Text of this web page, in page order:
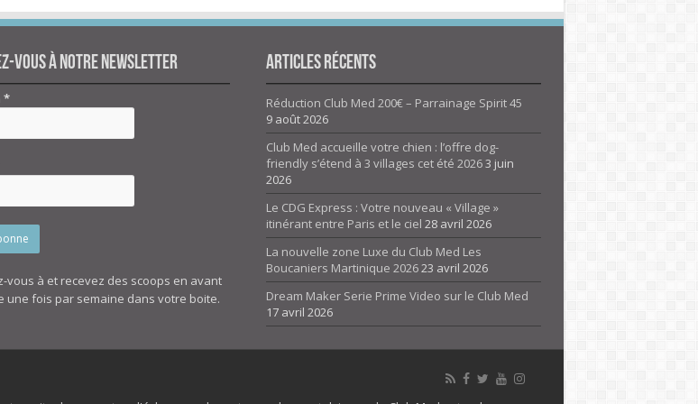
vous à notre newsletter
*
vous à et recevez des scoops en avant
une fois par semaine dans votre boite.
Articles Récents
Réduction Club Med 200€ – Parrainage Spirit 45
9 août 2026
Club Med accueille votre chien : l’offre dog-
friendly s’étend à 3 villages cet été 20263 juin
2026
Le CDG Express : Votre nouveau « Village »
itinérant entre Paris et le ciel 28 avril 2026
La nouvelle zone Luxe du Club Med Les
Boucaniers Martinique 202623 avril 2026
Dream Maker Serie Prime Video sur le Club Med
17 avril 2026